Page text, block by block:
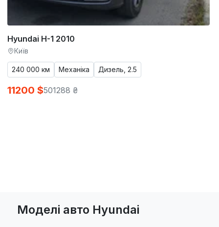
Hyundai H-1 2010
Київ
240 000 км Механіка Дизель, 2.5
11200 $501288 ₴
Моделі авто Hyundai